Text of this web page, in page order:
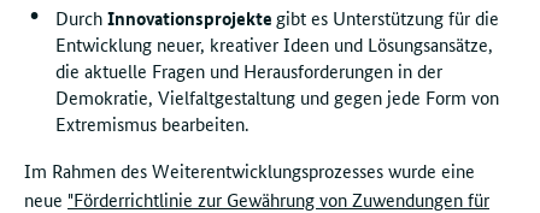
DurchInnovationsprojekte gibt es Unterstützung für die
Entwicklung neuer, kreativer Ideen und Lösungsansätze,
die aktuelle Fragen und Herausforderungen in der
Demokratie, Vielfaltgestaltung und gegen jede Form von
Extremismus bearbeiten.
Im Rahmen des Weiterentwicklungsprozesses wurde eine
neue "Förderrichtlinie zur Gewährung von Zuwendungen für